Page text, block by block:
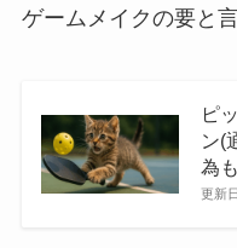
ゲームメイクの要と言
ピ
ン(
為
更新